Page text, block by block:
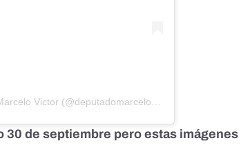
30 de septiembre pero estas imágenes